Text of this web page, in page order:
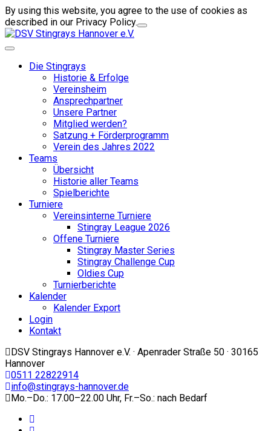
By using this website, you agree to the use of cookies as
described in our Privacy Policy.
Die Stingrays
Historie & Erfolge
Vereinsheim
Ansprechpartner
Unsere Partner
Mitglied werden?
Satzung + Förderprogramm
Verein des Jahres 2022
Teams
Übersicht
Historie aller Teams
Spielberichte
Turniere
Vereinsinterne Turniere
Stingray League 2026
Offene Turniere
Stingray Master Series
Stingray Challenge Cup
Oldies Cup
Turnierberichte
Kalender
Kalender Export
Login
Kontakt
DSV Stingrays Hannover e.V. · Apenrader Straße 50 · 30165
Hannover
0511 22822914
info@stingrays-hannover.de
Mo.–Do.: 17.00–22.00 Uhr, Fr.–So.: nach Bedarf